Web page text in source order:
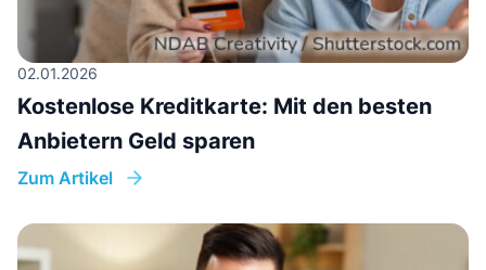
02.01.2026
Kostenlose Kreditkarte: Mit den besten
Anbietern Geld sparen
Zum Artikel